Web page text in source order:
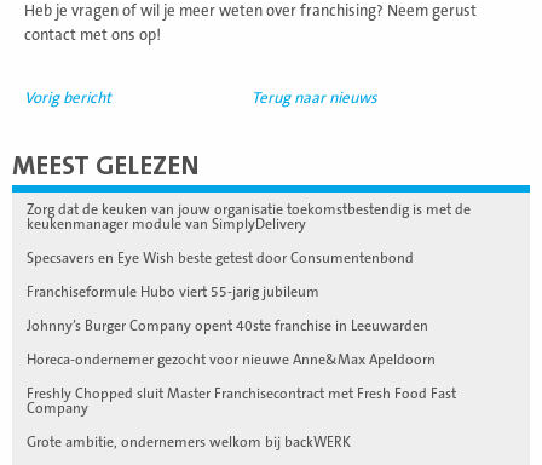
Heb je vragen of wil je meer weten over franchising? Neem gerust
contact met ons op!
Vorig bericht Terug naar nieuws
MEEST GELEZEN
Zorg dat de keuken van jouw organisatie toekomstbestendig is met de
keukenmanager module van SimplyDelivery
Specsavers en Eye Wish beste getest door Consumentenbond
Franchiseformule Hubo viert 55-jarig jubileum
Johnny’s Burger Company opent 40ste franchise in Leeuwarden
Horeca-ondernemer gezocht voor nieuwe Anne&Max Apeldoorn
Freshly Chopped sluit Master Franchisecontract met Fresh Food Fast
Company
Grote ambitie, ondernemers welkom bij backWERK